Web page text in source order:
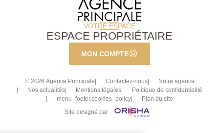
VOTRE ESPACE
ESPACE PROPRIÉTAIRE
MON COMPTE
© 2026 Agence Principale Contactez-nous
Notre agence
Nos actualités
Mentions légales
Politique de confidentialité
menu_footer.cookies_policy
Plan du site
Site designé par